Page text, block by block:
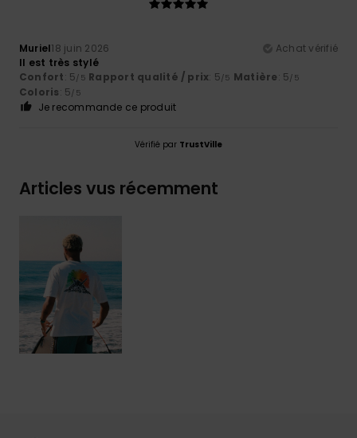
Muriel18 juin 2026
Achat vérifié
Il est très stylé
Confort: 5/5 Rapport qualité / prix: 5/5 Matière: 5/5
Coloris: 5/5
Je recommande ce produit
Vérifié par TrustVille
Articles vus récemment